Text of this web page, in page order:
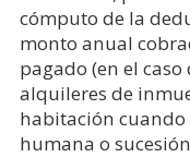
cómputo de la
monto anual
pagado (en el
alquileres de
habitación cuando
humana o